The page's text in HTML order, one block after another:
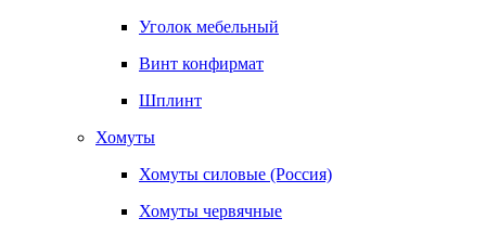
Уголок мебельный
Винт конфирмат
Шплинт
Хомуты
Хомуты силовые (Россия)
Хомуты червячные